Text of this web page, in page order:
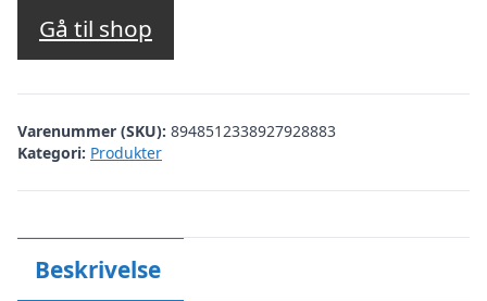
Gå til shop
Varenummer (SKU): 8948512338927928883
Kategori: Produkter
Beskrivelse